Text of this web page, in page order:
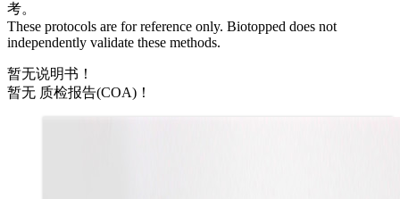
考。
These protocols are for reference only. Biotopped does not
independently validate these methods.
暂无说明书！
暂无 质检报告(COA)！